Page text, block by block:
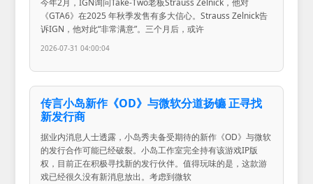
今年2月，IGN询问Take-Two老板Strauss Zelnick，他对
《GTA6》在2025 年秋季发售有多大信心。Strauss Zelnick告
诉IGN，他对此“非常满意”。三个月后，或许
2026-07-31 04:00:04
传言小岛新作《OD》与微软分道扬镳 正寻找
新发行商
据业内消息人士透露，小岛秀夫备受期待的新作《OD》与微软
的发行合作可能已经破裂。小岛工作室完全持有该游戏IP版
权，目前正在积极寻找新的发行伙伴。值得玩味的是，这款游
戏已经很久没有新消息放出。考虑到微软